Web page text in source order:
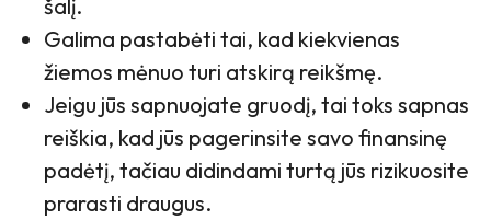
šalį.
Galima pastabėti tai, kad kiekvienas
žiemos mėnuo turi atskirą reikšmę.
Jeigu jūs sapnuojate gruodį, tai toks sapnas
reiškia, kad jūs pagerinsite savo finansinę
padėtį, tačiau didindami turtą jūs rizikuosite
prarasti draugus.